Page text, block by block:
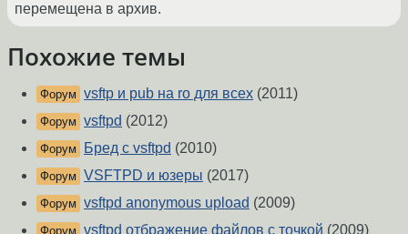
перемещена в архив.
Похожие темы
Форум vsftp и pub на ro для всех (2011)
Форум vsftpd (2012)
Форум Бред с vsftpd (2010)
Форум VSFTPD и юзеры (2017)
Форум vsftpd anonymous upload (2009)
Форум vsftpd отбражение файлов с точкой (2009)